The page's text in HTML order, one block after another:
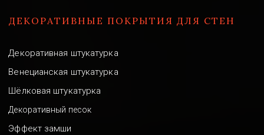
ДЕКОРАТИВНЫЕ ПОКРЫТИЯ ДЛЯ СТЕН
Декоративная штукатурка
Венецианская штукатурка
Шёлковая штукатурка
Декоративный песок
Эффект замши